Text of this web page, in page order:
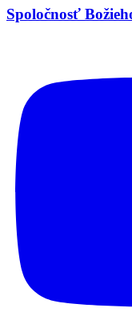
Spoločnosť